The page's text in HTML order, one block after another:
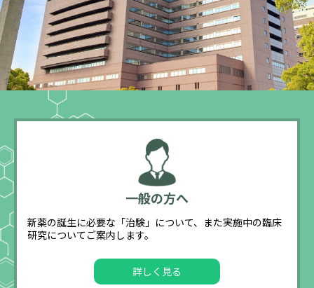
一般の方へ
新薬の誕生に必要な「治験」について、また実施中の臨床
研究についてご案内します。
詳しく見る